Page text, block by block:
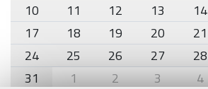
10
11 12 13 14
17
18 19 20 21
24
25 26 27 28
31
1 2 3 4